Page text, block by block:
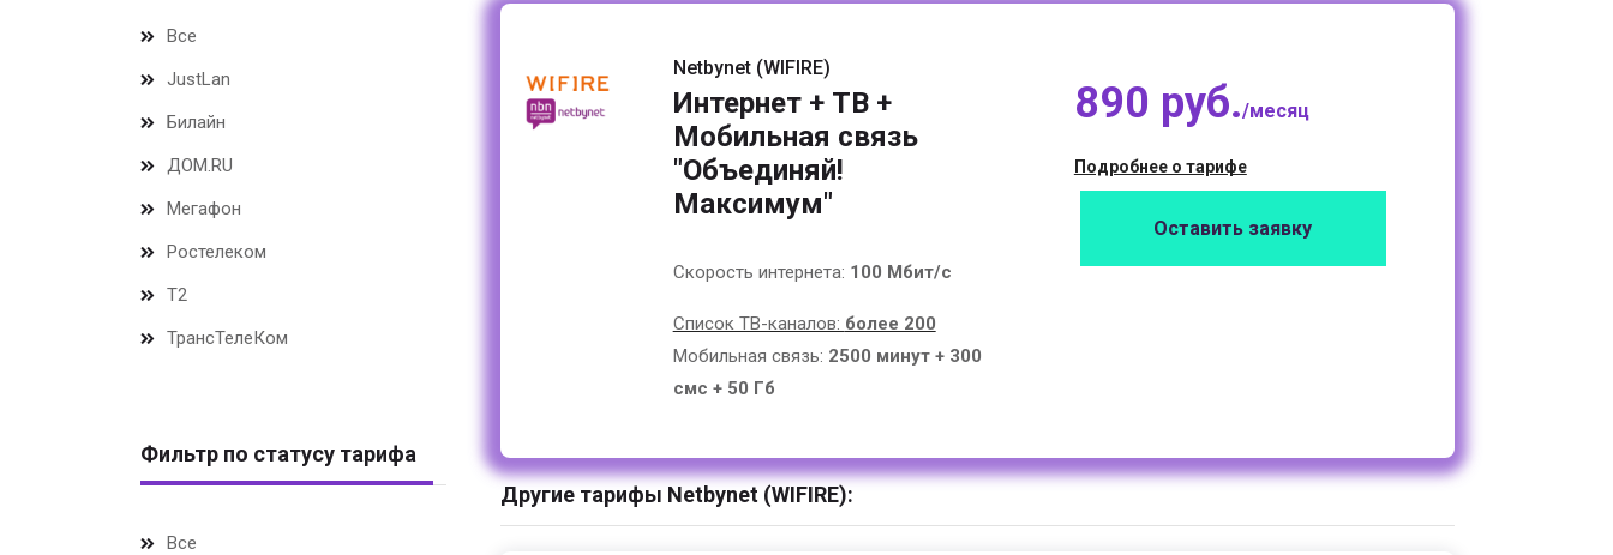
Все
JustLan
Билайн
ДОМ.RU
Мегафон
Ростелеком
Т2
ТрансТелеКом
Фильтр по статусу тарифа
Все
Netbynet (WIFIRE)
Интернет + ТВ +
Мобильная связь
"Объединяй!
Максимум"
Скорость интернета: 100 Мбит/с
Список ТВ-каналов: более 200
Мобильная связь: 2500 минут + 300
смс + 50 Гб
890 руб./месяц
Подробнее о тарифе
Оставить заявку
Другие тарифы Netbynet (WIFIRE):